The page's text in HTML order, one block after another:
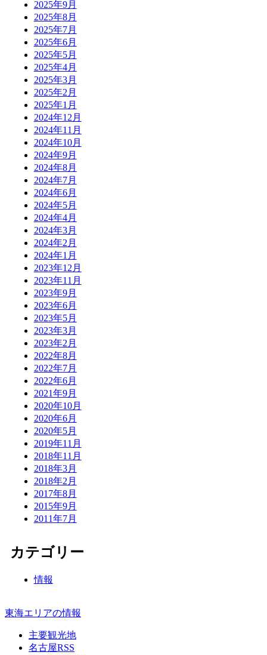
2025年9月
2025年8月
2025年7月
2025年6月
2025年5月
2025年4月
2025年3月
2025年2月
2025年1月
2024年12月
2024年11月
2024年10月
2024年9月
2024年8月
2024年7月
2024年6月
2024年5月
2024年4月
2024年3月
2024年2月
2024年1月
2023年12月
2023年11月
2023年9月
2023年6月
2023年5月
2023年3月
2023年2月
2022年8月
2022年7月
2022年6月
2021年9月
2020年10月
2020年6月
2020年5月
2019年11月
2018年11月
2018年3月
2018年2月
2017年8月
2015年9月
2011年7月
カテゴリー
情報
東海エリアの情報
主要観光地
名古屋RSS